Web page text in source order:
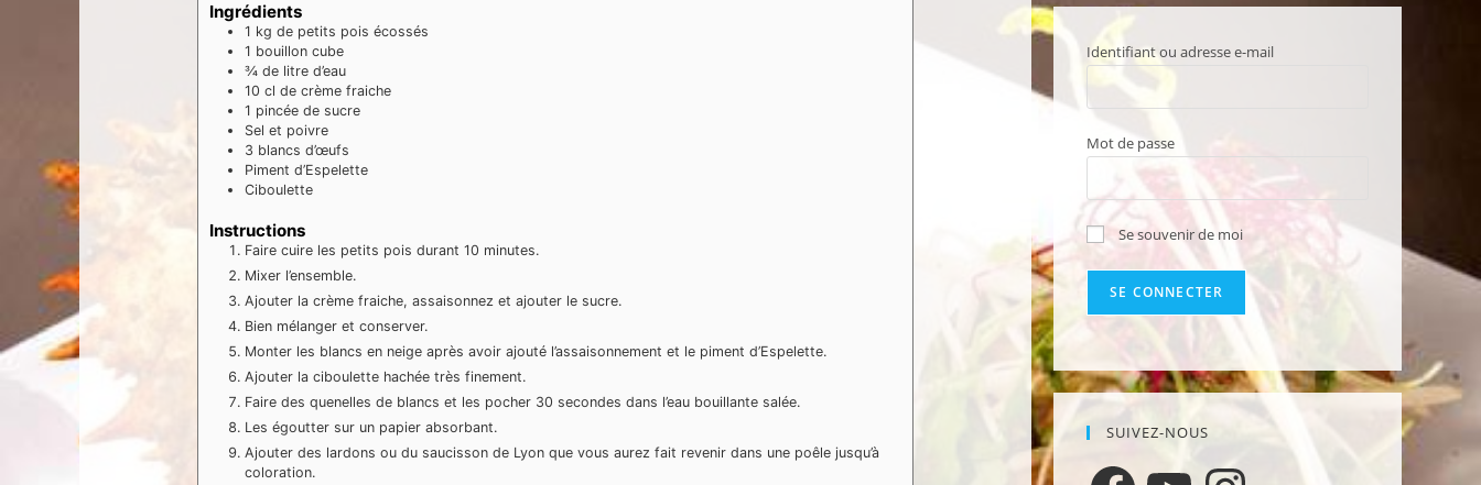
Ingrédients
1 kg de petits pois écossés
1 bouillon cube
¾ de litre d’eau
10 cl de crème fraiche
1 pincée de sucre
Sel et poivre
3 blancs d’œufs
Piment d’Espelette
Ciboulette
Instructions
Faire cuire les petits pois durant 10 minutes.
Mixer l’ensemble.
Ajouter la crème fraiche, assaisonnez et ajouter le sucre.
Bien mélanger et conserver.
Monter les blancs en neige après avoir ajouté l’assaisonnement et le piment d’Espelette.
Ajouter la ciboulette hachée très finement.
Faire des quenelles de blancs et les pocher 30 secondes dans l’eau bouillante salée.
Les égoutter sur un papier absorbant.
Ajouter des lardons ou du saucisson de Lyon que vous aurez fait revenir dans une poêle jusqu’à
coloration.
Identifiant ou adresse e-mail
Mot de passe
Se souvenir de moi
SUIVEZ-NOUS
FacebookYouTube Instagram